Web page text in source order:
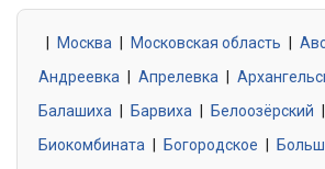
0 объявлений
Знакомства без
0 объявлений
Москва Московская область
Андреевка
Апрелевка
Балашиха
Барвиха Белоозёрский
Биокомбината
Богородское